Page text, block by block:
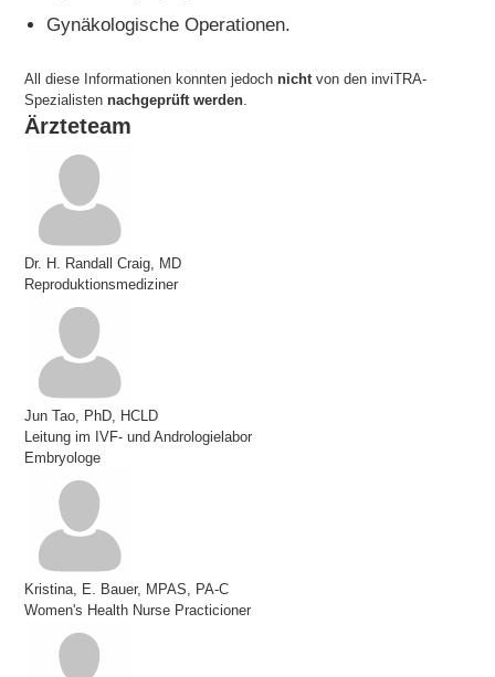
Gynäkologische Operationen.
All diese Informationen konnten jedochnichtvon den inviTRA-
Spezialistennachgeprüft werden
Ärzteteam
Dr. H. Randall Craig, MD
Reproduktionsmediziner
Jun Tao, PhD, HCLD
Leitung im IVF- und Andrologielabor
Embryologe
Kristina, E. Bauer, MPAS, PA-C
Women's Health Nurse Practicioner